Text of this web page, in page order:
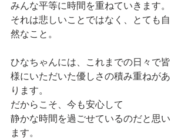
みんな平等に時間を重ねていきます。
それは悲しいことではなく、とても自
然なこと。
ひなちゃんには、これまでの日々で皆
様にいただいた優しさの積み重ねがあ
ります。
だからこそ、今も安心して
静かな時間を過ごせているのだと思い
ます。